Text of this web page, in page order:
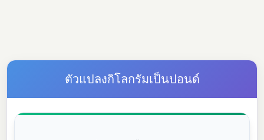
ตัวแปลงกิโลกรัมเป็นปอนด์